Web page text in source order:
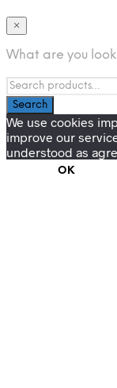
×
What are you
We use cookies
improve our
understood as
OK